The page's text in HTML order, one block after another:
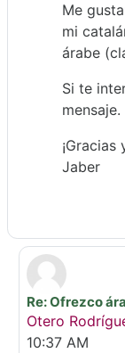
Me
mi
árabe
Si te
mensaje.
¡Gracias
Jaber
У відповідь
Re: Ofrezco
Otero
10:37 AM